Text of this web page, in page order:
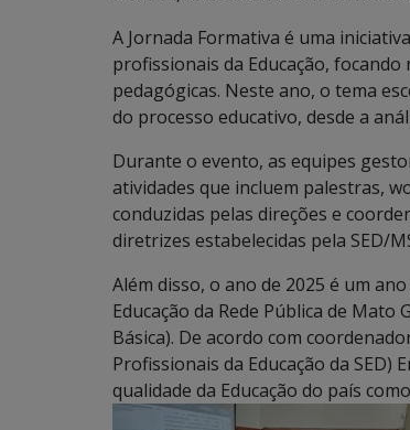
A Jornada Formativa é uma
profissionais da Educação,
pedagógicas. Neste ano, o tema
do processo educativo, desde a
Durante o evento, as equipes
atividades que incluem palestras,
conduzidas pelas direções e
diretrizes estabelecidas pela SED/
Além disso, o ano de 2025 é um
Educação da Rede Pública de Mato
Básica). De acordo com
Profissionais da Educação da
qualidade da Educação do país